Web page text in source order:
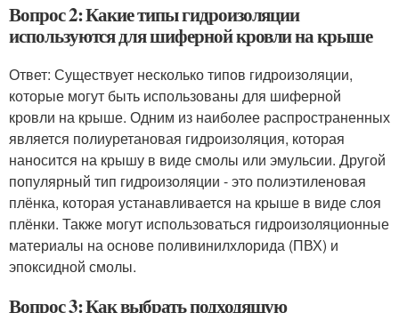
Вопрос 2: Какие типы гидроизоляции
используются для шиферной кровли на крыше
Ответ: Существует несколько типов гидроизоляции,
которые могут быть использованы для шиферной
кровли на крыше. Одним из наиболее распространенных
является полиуретановая гидроизоляция, которая
наносится на крышу в виде смолы или эмульсии. Другой
популярный тип гидроизоляции - это полиэтиленовая
плёнка, которая устанавливается на крыше в виде слоя
плёнки. Также могут использоваться гидроизоляционные
материалы на основе поливинилхлорида (ПВХ) и
эпоксидной смолы.
Вопрос 3: Как выбрать подходящую